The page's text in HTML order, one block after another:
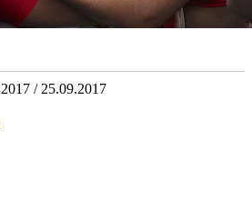
/ 25.09.2017